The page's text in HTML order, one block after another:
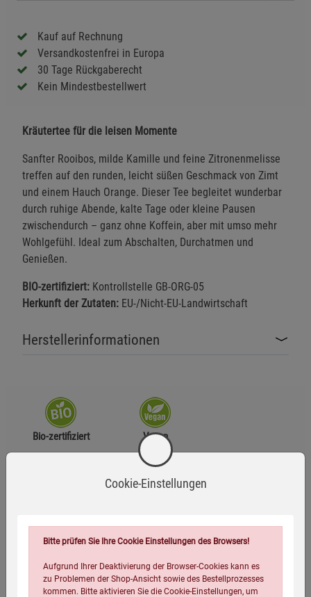
Kauf auf Rechnung
Versandkostenfrei in Europa
30 Tage Rückgaberecht
Kein Mindestbestellwert
Kräutertee für die leisen Momente
Sanfter Rooibos, milde Kamille und feine Zitronenmelisse
treffen auf den runden, leicht süßen Geschmack von Zimt
und einem Hauch Orange. Dieser Tee begleitet wunderbar
durch ruhige Abende, kalte Tage oder kleine Pausen
zwischendurch – ganz ohne Koffein, aber mit umso mehr
Wohlgefühl. Ideal zum Abschalten, Durchatmen und
Genießen.
BIO-zertifiziert: Kontrollstelle GB-ORG-05
Herkunft der Zutaten: EU-/Nicht-EU-Landwirtschaft
Herstellerinformationen
Bio-zertifiziert Vegan
Rooibos* (15 %), natürliches Orangenaroma (5 %)
Cookie-Einstellungen
Bitte prüfen Sie Ihre Cookie Einstellungen des Browsers!
Aufgrund Ihrer Deaktivierung der Browser-Cookies kann es
zu Problemen der Shop-Ansicht sowie des Bestellprozesses
kommen. Bitte aktivieren Sie die Cookie-Einstellungen, um